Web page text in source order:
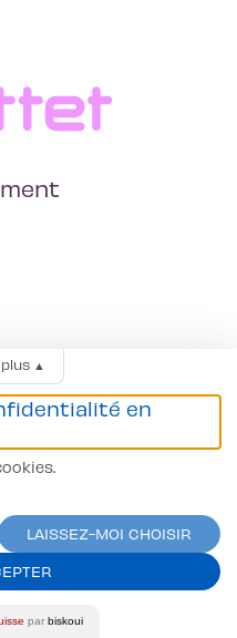
▲
en
LAISSEZ-MOI CHOISIR
par biskoui